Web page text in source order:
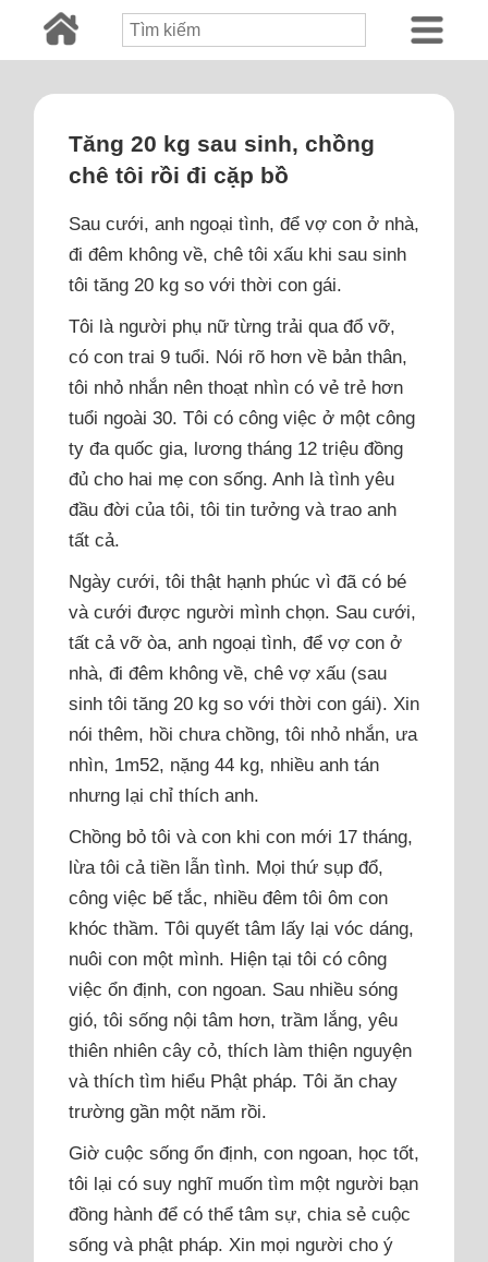
Tăng 20 kg sau sinh, chồng
chê tôi rồi đi cặp bồ
Sau cưới, anh ngoại tình, để vợ con ở nhà,
đi đêm không về, chê tôi xấu khi sau sinh
tôi tăng 20 kg so với thời con gái.
Tôi là người phụ nữ từng trải qua đổ vỡ,
có con trai 9 tuổi. Nói rõ hơn về bản thân,
tôi nhỏ nhắn nên thoạt nhìn có vẻ trẻ hơn
tuổi ngoài 30. Tôi có công việc ở một công
ty đa quốc gia, lương tháng 12 triệu đồng
đủ cho hai mẹ con sống. Anh là tình yêu
đầu đời của tôi, tôi tin tưởng và trao anh
tất cả.
Ngày cưới, tôi thật hạnh phúc vì đã có bé
và cưới được người mình chọn. Sau cưới,
tất cả vỡ òa, anh ngoại tình, để vợ con ở
nhà, đi đêm không về, chê vợ xấu (sau
sinh tôi tăng 20 kg so với thời con gái). Xin
nói thêm, hồi chưa chồng, tôi nhỏ nhắn, ưa
nhìn, 1m52, nặng 44 kg, nhiều anh tán
nhưng lại chỉ thích anh.
Chồng bỏ tôi và con khi con mới 17 tháng,
lừa tôi cả tiền lẫn tình. Mọi thứ sụp đổ,
công việc bế tắc, nhiều đêm tôi ôm con
khóc thầm. Tôi quyết tâm lấy lại vóc dáng,
nuôi con một mình. Hiện tại tôi có công
việc ổn định, con ngoan. Sau nhiều sóng
gió, tôi sống nội tâm hơn, trầm lắng, yêu
thiên nhiên cây cỏ, thích làm thiện nguyện
và thích tìm hiểu Phật pháp. Tôi ăn chay
trường gần một năm rồi.
Giờ cuộc sống ổn định, con ngoan, học tốt,
tôi lại có suy nghĩ muốn tìm một người bạn
đồng hành để có thể tâm sự, chia sẻ cuộc
sống và phật pháp. Xin mọi người cho ý